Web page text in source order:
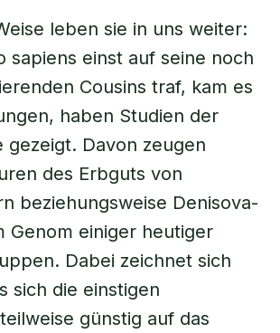
leben sie in uns weiter:
sapiens einst auf seine noch
Cousins traf, kam es
haben Studien der
gezeigt. Davon zeugen
des Erbguts von
beziehungsweise Denisova-
Genom einiger heutiger
Dabei zeichnet sich
sich die einstigen
günstig auf das